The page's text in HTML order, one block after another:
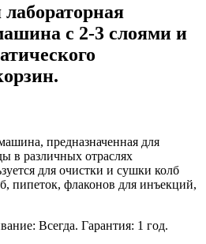
с 2-3 слоями и
предназначенная для
в различных отраслях
для очистки и сушки колб
пипеток, флаконов для инъекций,
Всегда. Гарантия: 1 год.